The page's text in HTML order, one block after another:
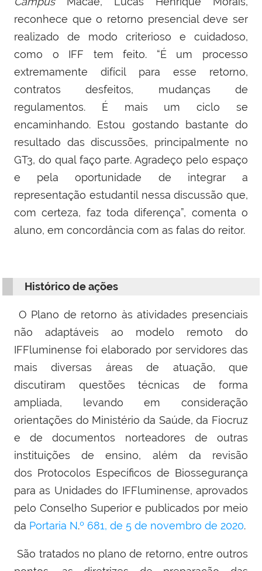
reconhece que o retorno presencial deve ser
realizado de modo criterioso e cuidadoso,
como o IFF tem feito. “É um processo
extremamente difícil para esse retorno,
contratos desfeitos, mudanças de
regulamentos. É mais um ciclo se
encaminhando. Estou gostando bastante do
resultado das discussões, principalmente no
GT3, do qual faço parte. Agradeço pelo espaço
e pela oportunidade de integrar a
representação estudantil nessa discussão que,
com certeza, faz toda diferença”, comenta o
aluno, em concordância com as falas do reitor.
Histórico de ações
O Plano de retorno às atividades presenciais
não adaptáveis ao modelo remoto do
IFFluminense foi elaborado por servidores das
mais diversas áreas de atuação, que
discutiram questões técnicas de forma
ampliada, levando em consideração
orientações do Ministério da Saúde, da Fiocruz
e de documentos norteadores de outras
instituições de ensino, além da revisão
dos Protocolos Específicos de Biossegurança
para as Unidades do IFFluminense, aprovados
pelo Conselho Superior e publicados por meio
da Portaria N.º 681, de 5 de novembro de 2020.
São tratados no plano de retorno, entre outros